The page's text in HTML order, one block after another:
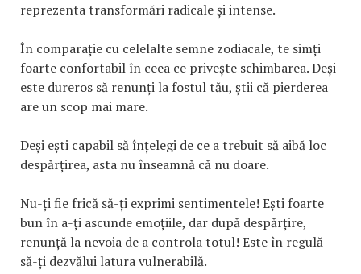
reprezenta transformări radicale și intense.
În comparație cu celelalte semne zodiacale, te simți
foarte confortabil în ceea ce privește schimbarea. Deși
este dureros să renunți la fostul tău, știi că pierderea
are un scop mai mare.
Deși ești capabil să înțelegi de ce a trebuit să aibă loc
despărțirea, asta nu înseamnă că nu doare.
Nu-ți fie frică să-ți exprimi sentimentele! Ești foarte
bun în a-ți ascunde emoțiile, dar după despărțire,
renunță la nevoia de a controla totul! Este în regulă
să-ți dezvălui latura vulnerabilă.